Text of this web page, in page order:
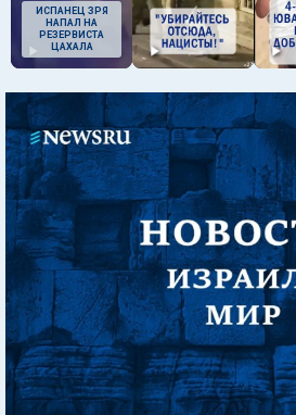
ИСПАНЕЦ ЗРЯ
НАПАЛ НА
РЕЗЕРВИСТА
ЦАХАЛА